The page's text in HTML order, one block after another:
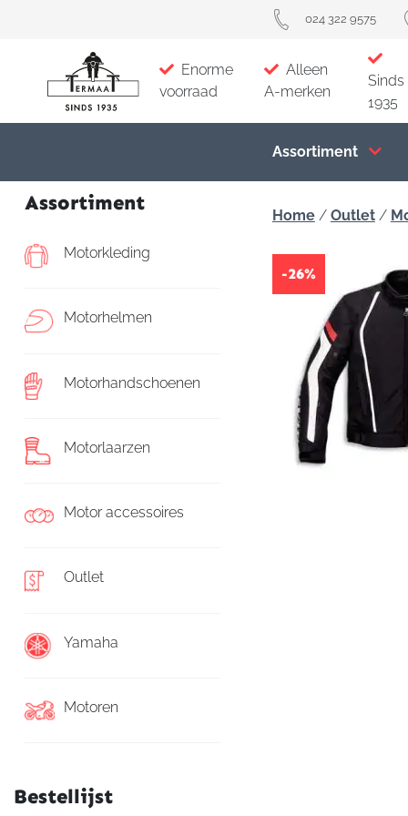
024 322 9575
Enorme
voorraad
Alleen
A-merken
Sinds
1935
Assortiment
Assortiment
Motorkleding
Motorhelmen
Motorhandschoenen
Motorlaarzen
Motor accessoires
Outlet
Yamaha
Motoren
Bestellijst
Home/ Outlet/
-26%